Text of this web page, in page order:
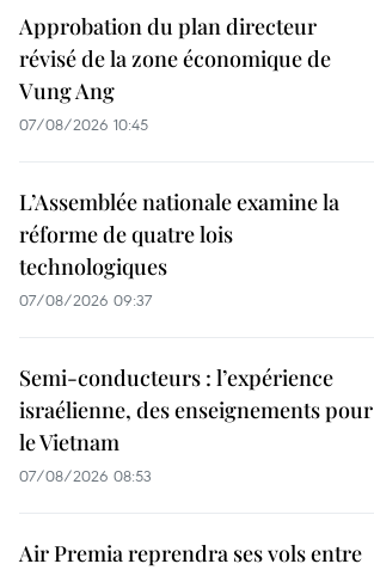
Approbation du plan directeur
révisé de la zone économique de
Vung Ang
07/08/2026 10:45
L’Assemblée nationale examine la
réforme de quatre lois
technologiques
07/08/2026 09:37
Semi-conducteurs : l’expérience
israélienne, des enseignements pour
le Vietnam
07/08/2026 08:53
Air Premia reprendra ses vols entre